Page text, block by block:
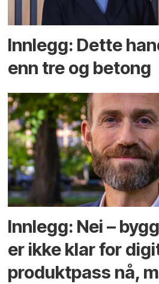
Innlegg: Dette
enn tre og betong
Innlegg: Nei –
er ikke klar for
produktpass nå,